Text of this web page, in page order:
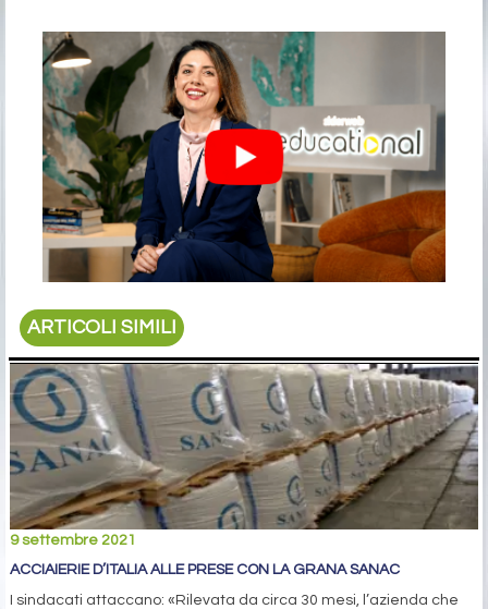
ARTICOLI SIMILI
9 settembre 2021
ACCIAIERIE D’ITALIA ALLE PRESE CON LA GRANA SANAC
I sindacati attaccano: «Rilevata da circa 30 mesi, l’azienda che